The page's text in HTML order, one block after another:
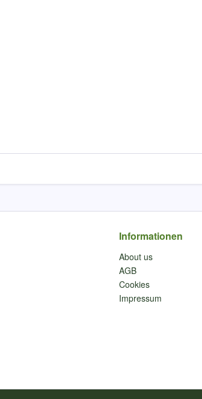
Informationen
About us
AGB
Cookies
Impressum